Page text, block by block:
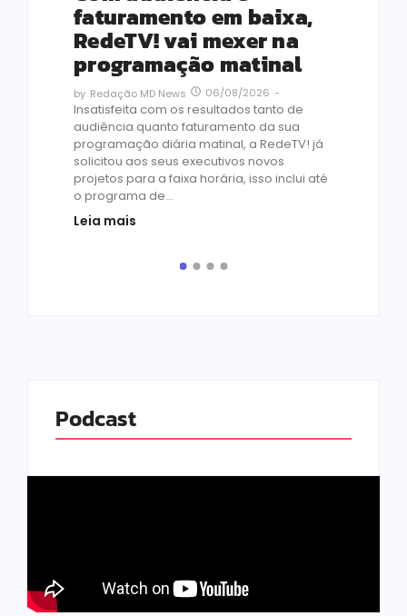
faturamento em baixa,
RedeTV! vai mexer na
programação matinal
by Redação MD News 06/08/2026 -
Insatisfeita com os resultados tanto de
audiência quanto faturamento da sua
programação diária matinal, a RedeTV! já
solicitou aos seus executivos novos
projetos para a faixa horária, isso inclui até
o programa de...
Leia mais
Podcast